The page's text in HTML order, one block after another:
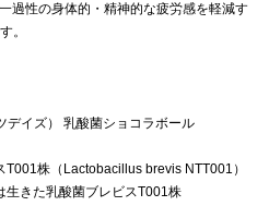
過性の身体的・精神的な疲労感を軽減す
。
デイズ） 乳酸菌ショコラボール
株（Lactobacillus brevis NTT001）
生きた乳酸菌ブレビスT001株